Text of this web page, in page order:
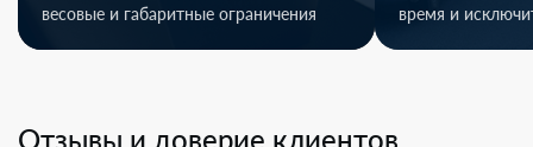
весовые и габаритные ограничения
время и
Отзывы и доверие клиентов